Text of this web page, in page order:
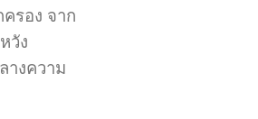
รอง จาก
วัง
างความ